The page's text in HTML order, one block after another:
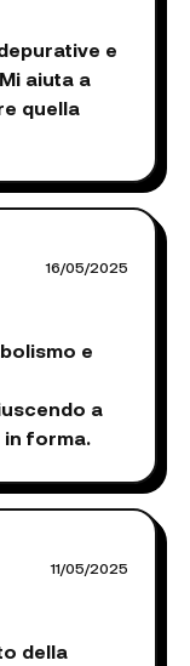
e
aiuta a
quella
16/05/2025
e
a
in forma.
11/05/2025
della